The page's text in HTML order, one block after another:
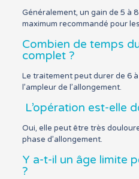
Généralement, un gain de 5 à
maximum recommandé pour
Combien de temps
complet ?
Le traitement peut durer de 6
l’ampleur de l’allongement.
L’opération est-elle
Oui, elle peut être très
phase d’allongement.
Y a-t-il un âge limite
?